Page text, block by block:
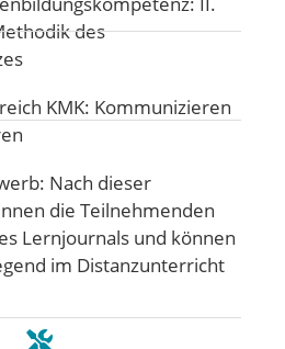
des
KMK: Kommunizieren
Nach dieser
die Teilnehmenden
Lernjournals und können
im Distanzunterricht